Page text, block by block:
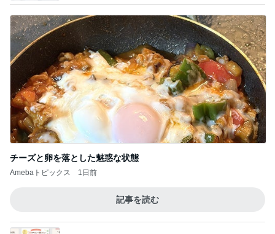
チーズと卵を落とした魅惑な状態
Amebaトピックス 1日前
記事を読む